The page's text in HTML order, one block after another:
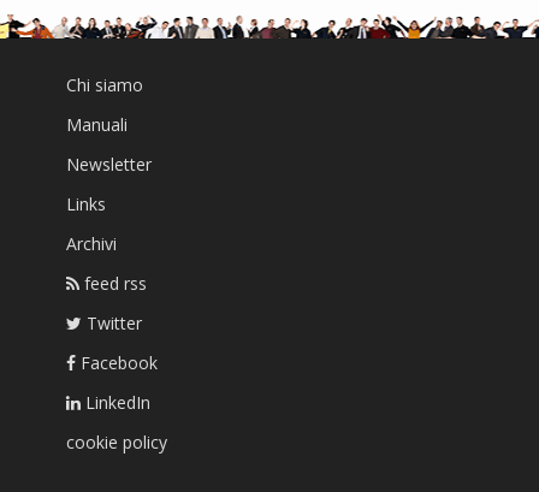
Chi siamo
Manuali
Newsletter
Links
Archivi
feed rss
Twitter
Facebook
LinkedIn
cookie policy